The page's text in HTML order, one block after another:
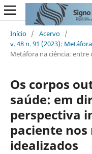
Início / Acervo /
v. 48 n. 91 (2023):
Metáfora na ciência: entre
Os corpos
saúde: em
perspectiva
paciente
idealizados